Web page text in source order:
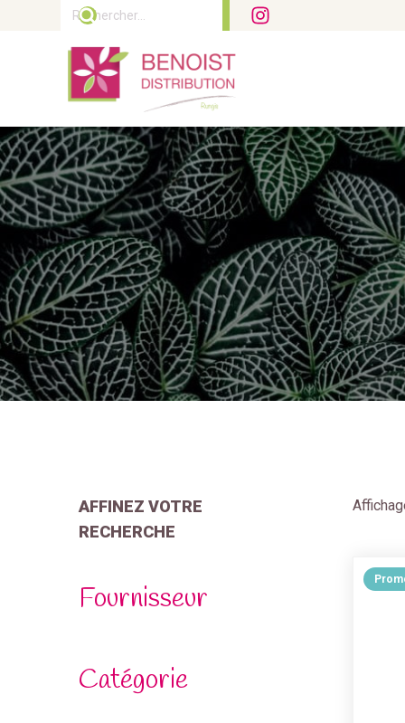
Rechercher :
AFFINEZ VOTRE
RECHERCHE
Fournisseur
Catégorie